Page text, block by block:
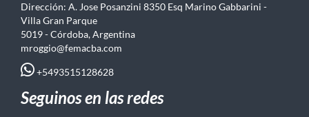
Dirección: A. Jose Posanzini 8350 Esq Marino Gabbarini -
Villa Gran Parque
5019 - Córdoba, Argentina
mroggio@femacba.com
+5493515128628
Seguinos en las redes